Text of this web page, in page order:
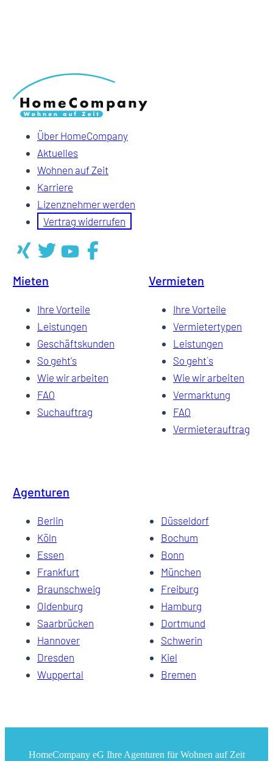
Über HomeCompany
Aktuelles
Wohnen auf Zeit
Karriere
Lizenznehmer werden
Vertrag widerrufen
Mieten
Ihre Vorteile
Leistungen
Geschäftskunden
So geht's
Wie wir arbeiten
FAQ
Suchauftrag
Vermieten
Ihre Vorteile
Vermietertypen
Leistungen
So geht`s
Wie wir arbeiten
Vermarktung
FAQ
Vermieterauftrag
Agenturen
Berlin
Düsseldorf
Köln
Bochum
Essen
Bonn
Frankfurt
München
Braunschweig
Freiburg
Oldenburg
Hamburg
Saarbrücken
Dortmund
Hannover
Schwerin
Dresden
Kiel
Wuppertal
Bremen
HomeCompany eG Ihre Agenturen für Wohnen auf Zeit